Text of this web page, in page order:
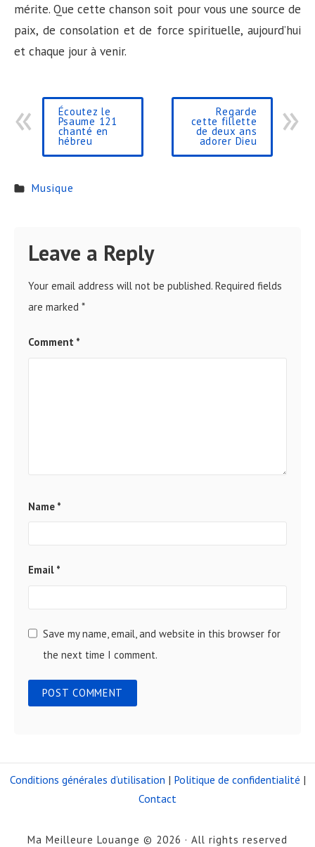
mérite. Que cette chanson soit pour vous une source de
paix, de consolation et de force spirituelle, aujourd’hui
et chaque jour à venir.
Écoutez le
Psaume 121
chanté en
hébreu
Regarde
cette fillette
de deux ans
adorer Dieu
Musique
Leave a Reply
Your email address will not be published. Required fields
are marked *
Comment *
Name *
Email *
Save my name, email, and website in this browser for
the next time I comment.
Conditions générales d’utilisation | Politique de confidentialité |
Contact
Ma Meilleure Louange © 2026 · All rights reserved